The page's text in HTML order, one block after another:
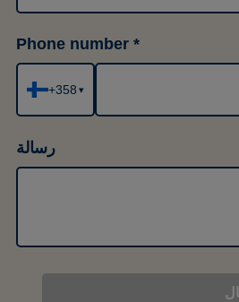
Phone number
+358 ▾
رسالة